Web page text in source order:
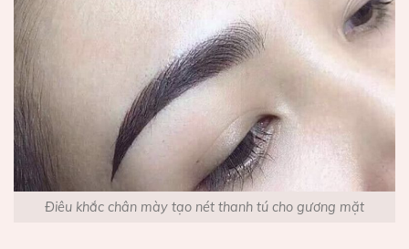
Điêu khắc chân mày tạo nét thanh tú cho gương mặt